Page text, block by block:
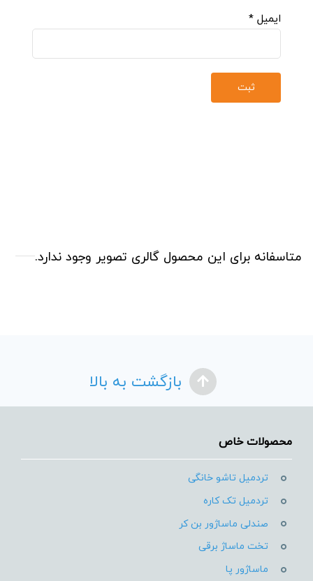
ایمیل *
متاسفانه برای این محصول گالری تصویر وجود ندارد.
بازگشت به بالا
محصولات خاص
تردمیل تاشو خانگی
تردمیل تک کاره
صندلی ماساژور بن کر
تخت ماساژ برقی
ماساژور پا